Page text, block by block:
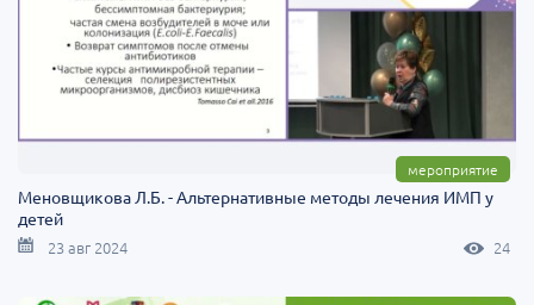
мероприятие
Меновщикова Л.Б. - Альтернативные методы лечения ИМП у
детей
23 авг 2024 24